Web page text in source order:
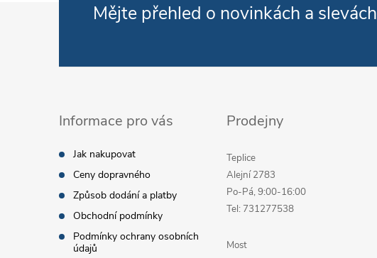
Mějte přehled o novinkách a slevách
Informace pro vás
Jak nakupovat
Ceny dopravného
Způsob dodání a platby
Obchodní podmínky
Podmínky ochrany osobních
údajů
Prodejny
Teplice
Alejní 2783
Po-Pá, 9:00-16:00
Tel: 731277538
Most